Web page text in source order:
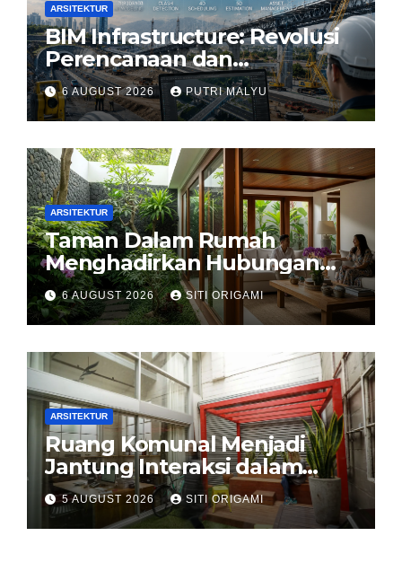
ARSITEKTUR
BIM Infrastructure: Revolusi
Perencanaan dan
Pengelolaan Infrastruktur
6 AUGUST 2026 PUTRI MALYU
ARSITEKTUR
Taman Dalam Rumah
Menghadirkan Hubungan
Harmonis antara Arsitektur
dan Alam
6 AUGUST 2026 SITI ORIGAMI
ARSITEKTUR
Ruang Komunal Menjadi
Jantung Interaksi dalam
Perancangan Arsitektur
Modern
5 AUGUST 2026 SITI ORIGAMI